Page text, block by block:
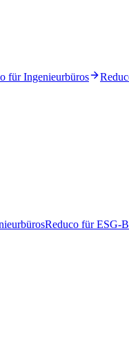
für Ingenieurbüros
Reduco für ESG-